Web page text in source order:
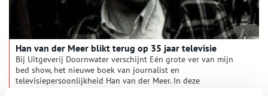
Han van der Meer blikt terug op 35 jaar televisie
Bij Uitgeverij Doornwater verschijnt Eén grote ver van mijn
bed show, het nieuwe boek van journalist en
televisiepersoonlijkheid Han van der Meer. In deze